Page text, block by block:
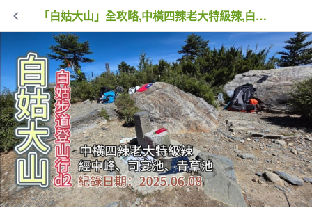
「白姑大山」全攻略,中橫四辣老大特級辣,白姑登山步道行d2,經白姑大山中峰、稜線三叉峰旁、松林營地、吉他營地、司宴池、青草池